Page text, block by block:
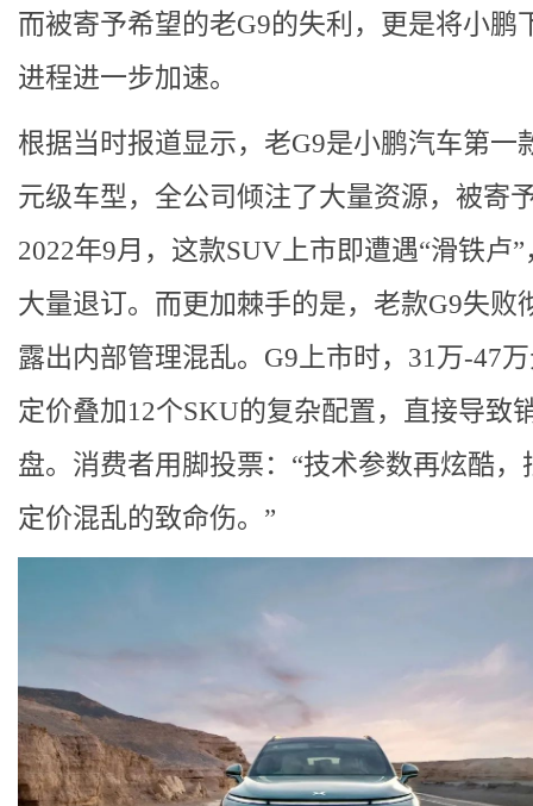
而被寄予希望的老G9的失利，更是将小鹏
进程进一步加速。
根据当时报道显示，老G9是小鹏汽车第一
元级车型，全公司倾注了大量资源，被寄
2022年9月，这款SUV上市即遭遇“滑铁卢
大量退订。而更加棘手的是，老款G9失败
露出内部管理混乱。G9上市时，31万-47
定价叠加12个SKU的复杂配置，直接导致
盘。消费者用脚投票：“技术参数再炫酷，
定价混乱的致命伤。”